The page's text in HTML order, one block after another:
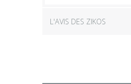
L'AVIS DES ZIKOS